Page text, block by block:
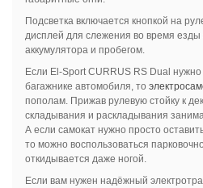
Подсветка включается кнопкой на
дисплей для слежения во время езды
аккумулятора и пробегом.
Если El-Sport CURRUS RS Dual
багажнике автомобиля, то
пополам. Прижав рулевую стойку к
складывания и раскладывания
А если самокат нужно просто
то можно воспользоваться
откидывается даже ногой.
Если вам нужен надёжный